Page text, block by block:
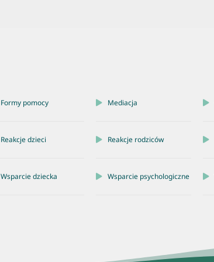
Formy pomocy Mediacja
Reakcje dzieci Reakcje rodziców
Wsparcie dziecka Wsparcie psychologiczne